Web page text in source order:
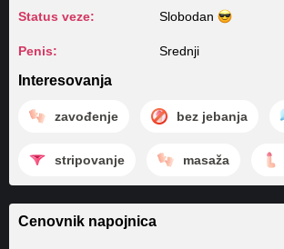
Status veze: Slobodan
Penis: Srednji
Interesovanja
zavođenje bez jebanja
stripovanje masaža
Cenovnik napojnica